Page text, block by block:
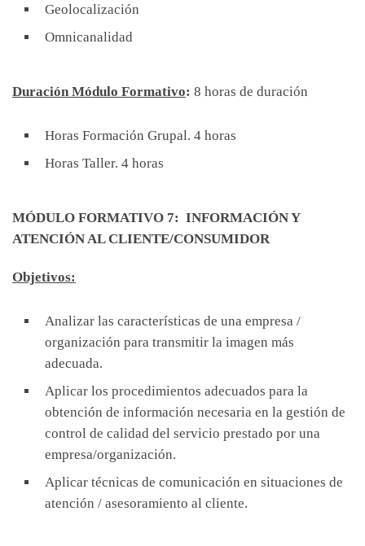
Geolocalización
Omnicanalidad
Duración Módulo Formativo: 8 horas de duración
Horas Formación Grupal. 4 horas
Horas Taller. 4 horas
MÓDULO FORMATIVO 7: INFORMACIÓN Y
ATENCIÓN AL CLIENTE/CONSUMIDOR
Objetivos:
Analizar las características de una empresa /
organización para transmitir la imagen más
adecuada.
Aplicar los procedimientos adecuados para la
obtención de información necesaria en la gestión de
control de calidad del servicio prestado por una
empresa/organización.
Aplicar técnicas de comunicación en situaciones de
atención / asesoramiento al cliente.